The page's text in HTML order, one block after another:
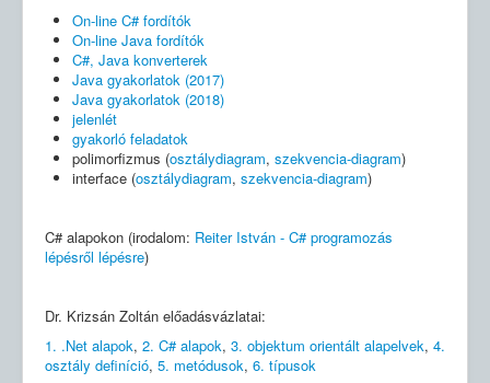
On-line C# fordítók
On-line Java fordítók
C#, Java konverterek
Java gyakorlatok (2017)
Java gyakorlatok (2018)
jelenlét
gyakorló feladatok
polimorfizmus (osztálydiagram, szekvencia-diagram)
interface (osztálydiagram, szekvencia-diagram)
C# alapokon (irodalom: Reiter István - C# programozás
lépésről lépésre)
Dr. Krizsán Zoltán előadásvázlatai:
1. .Net alapok, 2. C# alapok, 3. objektum orientált alapelvek, 4.
osztály definíció, 5. metódusok, 6. típusok